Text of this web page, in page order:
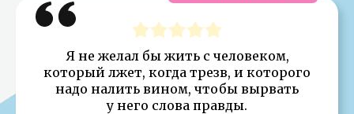
Я не желал бы жить с человеком,
который лжет, когда трезв, и которого
надо налить вином, чтобы вырвать
у него слова правды.